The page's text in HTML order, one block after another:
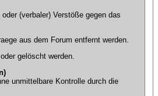
(verbaler) Verstöße gegen das
aus dem Forum entfernt werden.
gelöscht werden.
unmittelbare Kontrolle durch die